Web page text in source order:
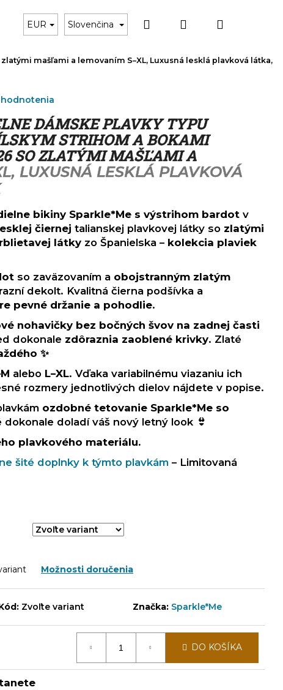
Čierne plavky Darčekový poukaz
EUR Slovenčina HľadaťPrihlásenie
Nákupný
mašľami a lemovaním S–XL, Luxusná lesklá plavková látka,
DÁMSKE PLAVKY TYPU
STRIHOM A BOKAMI
SO ZLATÝMI MAŠĽAMI A
LUXUSNÁ LESKLÁ PLAVKOVÁ
bikiny Sparkle*Me s výstrihom bardot v
čiernej talianskej plavkovej látky so zlatými
látky zo Španielska – kolekcia plaviek
so zaväzovaním a obojstranným zlatým
dekolt. Kvalitná čierna podšívka a
pevné držanie a pohodlie.
nohavičky bez bočných švov na zadnej časti
dokonale zdôraznia zaoblené krivky. Zlaté
✨
alebo L–XL. Vďaka variabilnému viazaniu ich
rozmery jednotlivých dielov nájdete v popise.
ozdobné tetovanie Sparkle*Me so
dokonale doladí váš nový letný look 👙
plavkového materiálu.
šité doplnky k týmto plavkám – Limitovaná
Možnosti doručenia
Zvoľte variant Značka: Sparkle*Me
DO KOŠÍKA